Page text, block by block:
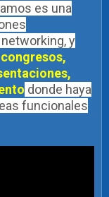
es una
y
donde haya
funcionales